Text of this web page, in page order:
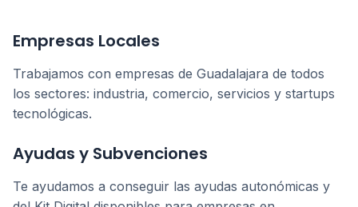
Empresas Locales
Trabajamos con empresas de Guadalajara de todos
los sectores: industria, comercio, servicios y startups
tecnológicas.
Ayudas y Subvenciones
Te ayudamos a conseguir las ayudas autonómicas y